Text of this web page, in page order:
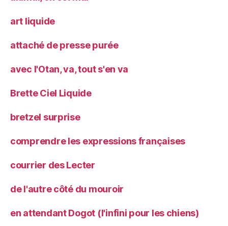
art liquide
attaché de presse purée
avec l'Otan, va, tout s'en va
Brette Ciel Liquide
bretzel surprise
comprendre les expressions françaises
courrier des Lecter
de l'autre côté du mouroir
en attendant Dogot (l'infini pour les chiens)